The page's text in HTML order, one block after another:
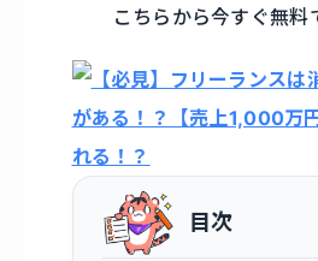
こちらから今すぐ無
目次